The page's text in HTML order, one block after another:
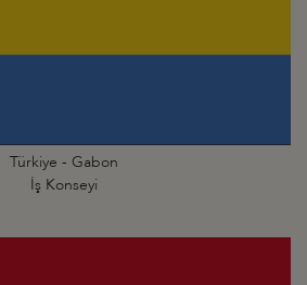
Türkiye - Gabon
İş Konseyi